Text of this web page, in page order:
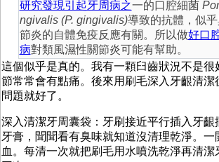
研究發現引起牙周病之一的口腔細菌
ngivalis (P. gingivalis)導致的抗體，似
節炎的自體免疫反應有關。所以做好口
病對類風濕性關節炎可能有幫助。
這個似乎是真的。我有一顆臼齒狀況不是很
節常常會有點痛。後來用刷毛深入牙齦清潔
問題就好了。
深入清潔牙周囊袋：牙刷接近平行插入牙齦
牙膏，聞聞看有臭味就知道沒清理乾淨。一
血。每清一次就把刷毛用水噴洗乾淨再清